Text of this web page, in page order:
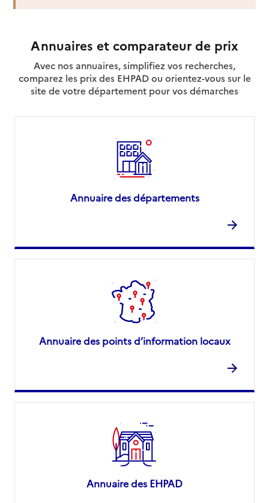
Annuaires et comparateur de prix
Avec nos annuaires, simplifiez vos recherches,
comparez les prix des EHPAD ou orientez-vous sur le
site de votre département pour vos démarches
Annuaire des départements
Annuaire des points d’information locaux
Annuaire des EHPAD